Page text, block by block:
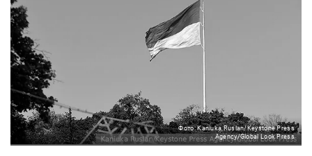
Фото: Kaniuka Ruslan/Keystone Press
Agency/Global Look Press